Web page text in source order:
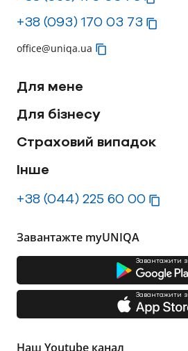
+38 (093) 170 03 73
office@uniqa.ua
Для мене
Для бізнесу
Страховий випадок
Інше
+38 (044) 225 60 00
Завантажте myUNIQA
Завантажити з
Завантажити з
Наш Youtube канал